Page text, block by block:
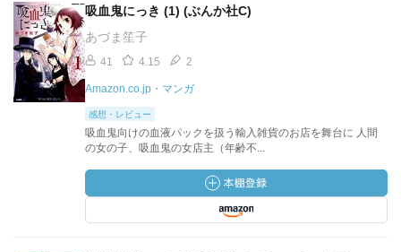
吸血鬼にっき (1) (ぶんか社C)
あづま笙子
41 4.15 2
Amazon.co.jp・マンガ
感想・レビュー
吸血鬼向けの血液パックを扱う輸入雑貨のお店を舞台に 人間
の女の子、吸血鬼の女店主（年齢不...